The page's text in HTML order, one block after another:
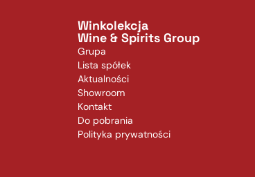
Winkolekcja
Wine & Spirits Group
Grupa
Lista spółek
Aktualności
Showroom
Kontakt
Do pobrania
Polityka prywatności